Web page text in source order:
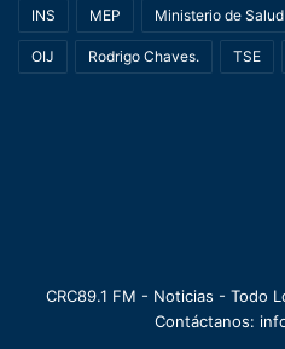
INS MEP Ministerio de Salud
OIJ Rodrigo Chaves. TSE
CRC89.1 FM - Noticias - Todo
Contáctanos: